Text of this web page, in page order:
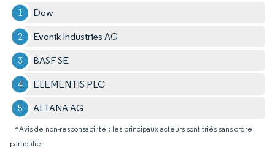
Dow
Evonik Industries AG
BASF SE
ELEMENTIS PLC
ALTANA AG
*Avis de non-responsabilité : les principaux acteurs sont triés sans ordre
particulier